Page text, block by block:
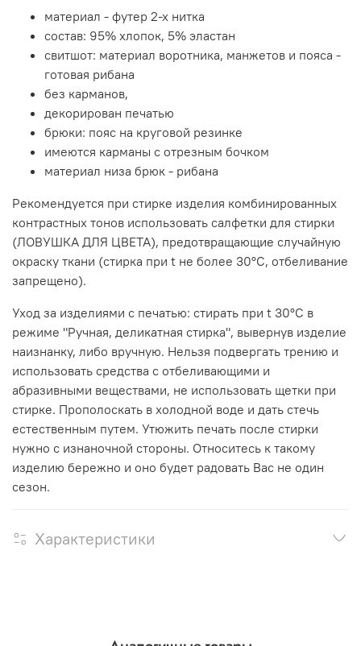
материал - футер 2-х нитка
состав: 95% хлопок, 5% эластан
свитшот: материал воротника, манжетов и пояса -
готовая рибана
без карманов,
декорирован печатью
брюки: пояс на круговой резинке
имеются карманы с отрезным бочком
материал низа брюк - рибана
Рекомендуется при стирке изделия комбинированных
контрастных тонов использовать салфетки для стирки
(ЛОВУШКА ДЛЯ ЦВЕТА), предотвращающие случайную
окраску ткани (стирка при t не более 30°C, отбеливание
запрещено).
Уход за изделиями с печатью: стирать при t 30°C в
режиме "Ручная, деликатная стирка", вывернув изделие
наизнанку, либо вручную. Нельзя подвергать трению и
использовать средства с отбеливающими и
абразивными веществами, не использовать щетки при
стирке. Прополоскать в холодной воде и дать стечь
естественным путем. Утюжить печать после стирки
нужно с изнаночной стороны. Относитесь к такому
изделию бережно и оно будет радовать Вас не один
сезон.
Характеристики